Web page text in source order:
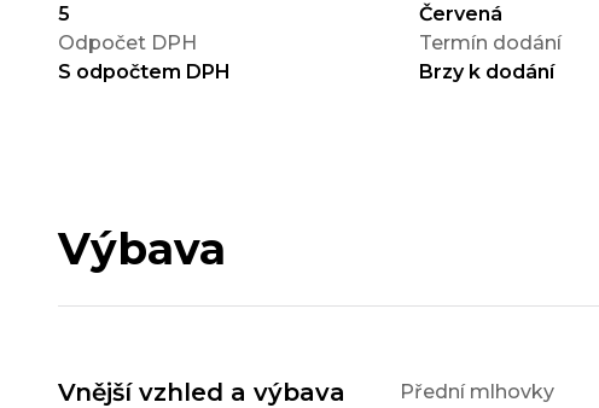
5
Červená
Odpočet DPH
S odpočtem DPH
Termín dodání
Brzy k dodání
Výbava
Vnější vzhled a výbava
Přední mlhovky